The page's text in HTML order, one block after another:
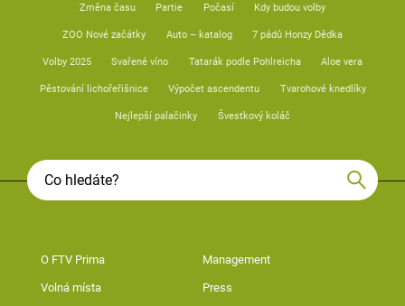
Změna času Partie Počasí Kdy budou volby
ZOO Nové začátky Auto – katalog 7 pádů Honzy Dědka
Volby 2025 Svařené víno Tatarák podle Pohlreicha Aloe vera
Pěstování lichořeřišnice Výpočet ascendentu Tvarohové knedlíky
Nejlepší palačinky Švestkový koláč
O FTV Prima Management
Volná místa Press